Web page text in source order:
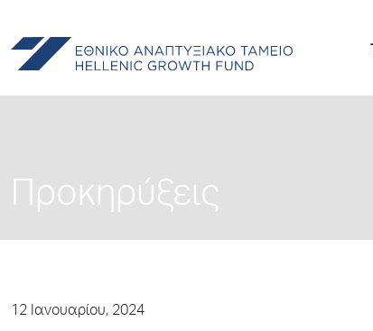
Προκηρύξεις
12 Ιανουαρίου, 2024